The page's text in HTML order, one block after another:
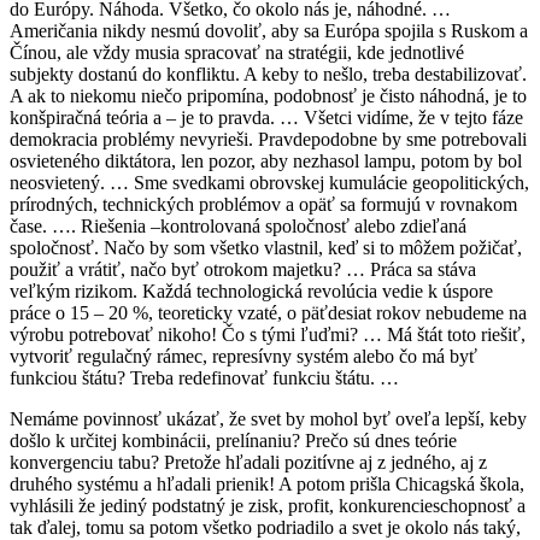
do Európy. Náhoda. Všetko, čo okolo nás je, náhodné. …
Američania nikdy nesmú dovoliť, aby sa Európa spojila s Ruskom a
Čínou, ale vždy musia spracovať na stratégii, kde jednotlivé
subjekty dostanú do konfliktu. A keby to nešlo, treba destabilizovať.
A ak to niekomu niečo pripomína, podobnosť je čisto náhodná, je to
konšpiračná teória a – je to pravda. … Všetci vidíme, že v tejto fáze
demokracia problémy nevyrieši. Pravdepodobne by sme potrebovali
osvieteného diktátora, len pozor, aby nezhasol lampu, potom by bol
neosvietený. … Sme svedkami obrovskej kumulácie geopolitických,
prírodných, technických problémov a opäť sa formujú v rovnakom
čase. …. Riešenia –kontrolovaná spoločnosť alebo zdieľaná
spoločnosť. Načo by som všetko vlastnil, keď si to môžem požičať,
použiť a vrátiť, načo byť otrokom majetku? … Práca sa stáva
veľkým rizikom. Každá technologická revolúcia vedie k úspore
práce o 15 – 20 %, teoreticky vzaté, o päťdesiat rokov nebudeme na
výrobu potrebovať nikoho! Čo s tými ľuďmi? … Má štát toto riešiť,
vytvoriť regulačný rámec, represívny systém alebo čo má byť
funkciou štátu? Treba redefinovať funkciu štátu. …
Nemáme povinnosť ukázať, že svet by mohol byť oveľa lepší, keby
došlo k určitej kombinácii, prelínaniu? Prečo sú dnes teórie
konvergenciu tabu? Pretože hľadali pozitívne aj z jedného, aj z
druhého systému a hľadali prienik! A potom prišla Chicagská škola,
vyhlásili že jediný podstatný je zisk, profit, konkurencieschopnosť a
tak ďalej, tomu sa potom všetko podriadilo a svet je okolo nás taký,